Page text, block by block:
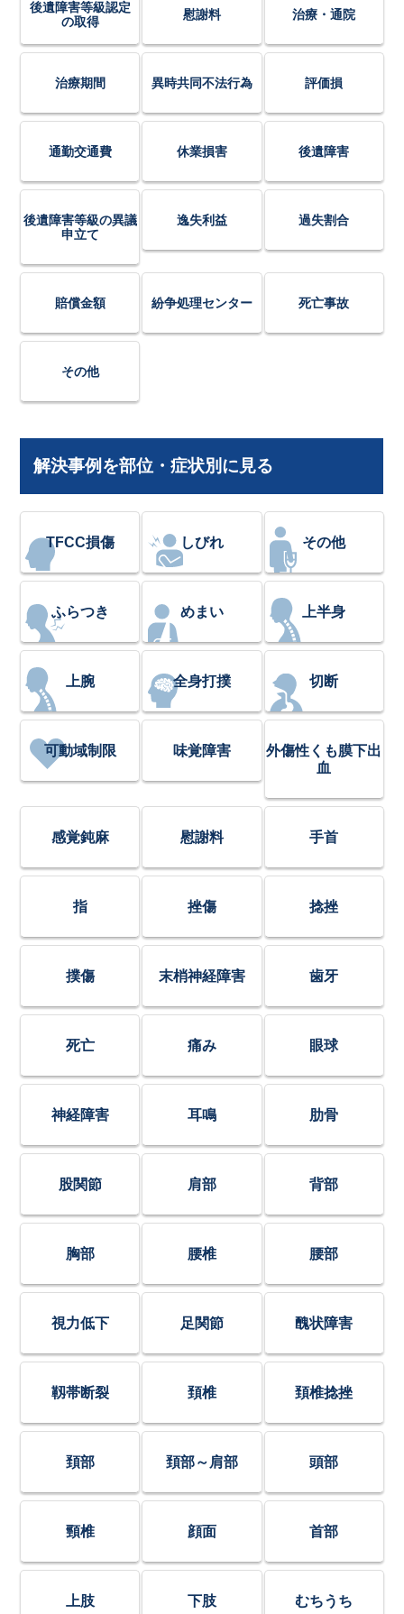
後遺障害等級認定
の取得
慰謝料 治療・通院
治療期間 異時共同不法行為 評価損
通勤交通費 休業損害 後遺障害
後遺障害等級の異議
申立て
逸失利益 過失割合
賠償金額 紛争処理センター 死亡事故
その他
解決事例を部位・症状別に見る
TFCC損傷 しびれ その他
ふらつき めまい 上半身
上腕 全身打撲 切断
可動域制限 味覚障害
外傷性くも膜下出
血
感覚鈍麻 慰謝料 手首
指 挫傷 捻挫
撲傷 末梢神経障害 歯牙
死亡 痛み 眼球
神経障害 耳鳴 肋骨
股関節 肩部 背部
胸部 腰椎 腰部
視力低下 足関節 醜状障害
靱帯断裂 頚椎 頚椎捻挫
頚部 頚部～肩部 頭部
頸椎 顔面 首部
上肢 下肢 むちうち